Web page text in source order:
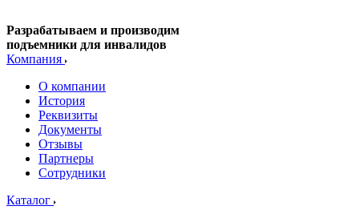
Разрабатываем и производим
подъемники для инвалидов
Компания
О компании
История
Реквизиты
Документы
Отзывы
Партнеры
Сотрудники
Каталог